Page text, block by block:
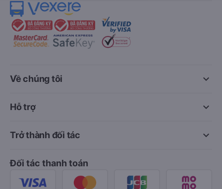
keyboard_arrow_down
Về chúng tôi
keyboard_arrow_down
Hỗ trợ
keyboard_arrow_down
Trở thành đối tác
Đối tác thanh toán